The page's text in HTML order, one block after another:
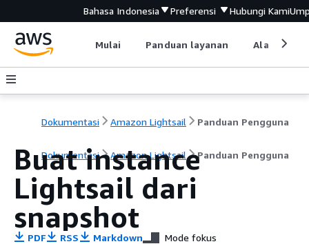
Bahasa Indonesia Preferensi Hubungi Kami
Mulai Panduan layanan Alat
Dokumentasi Amazon Lightsail Panduan Pengguna
Dokumentasi Amazon Lightsail Panduan Pengguna
Buat instance
Lightsail dari
snapshot
PDF RSS Markdown Mode fokus